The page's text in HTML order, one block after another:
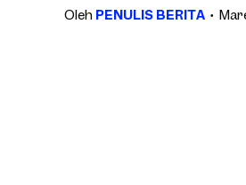
Oleh PENULIS BERITA